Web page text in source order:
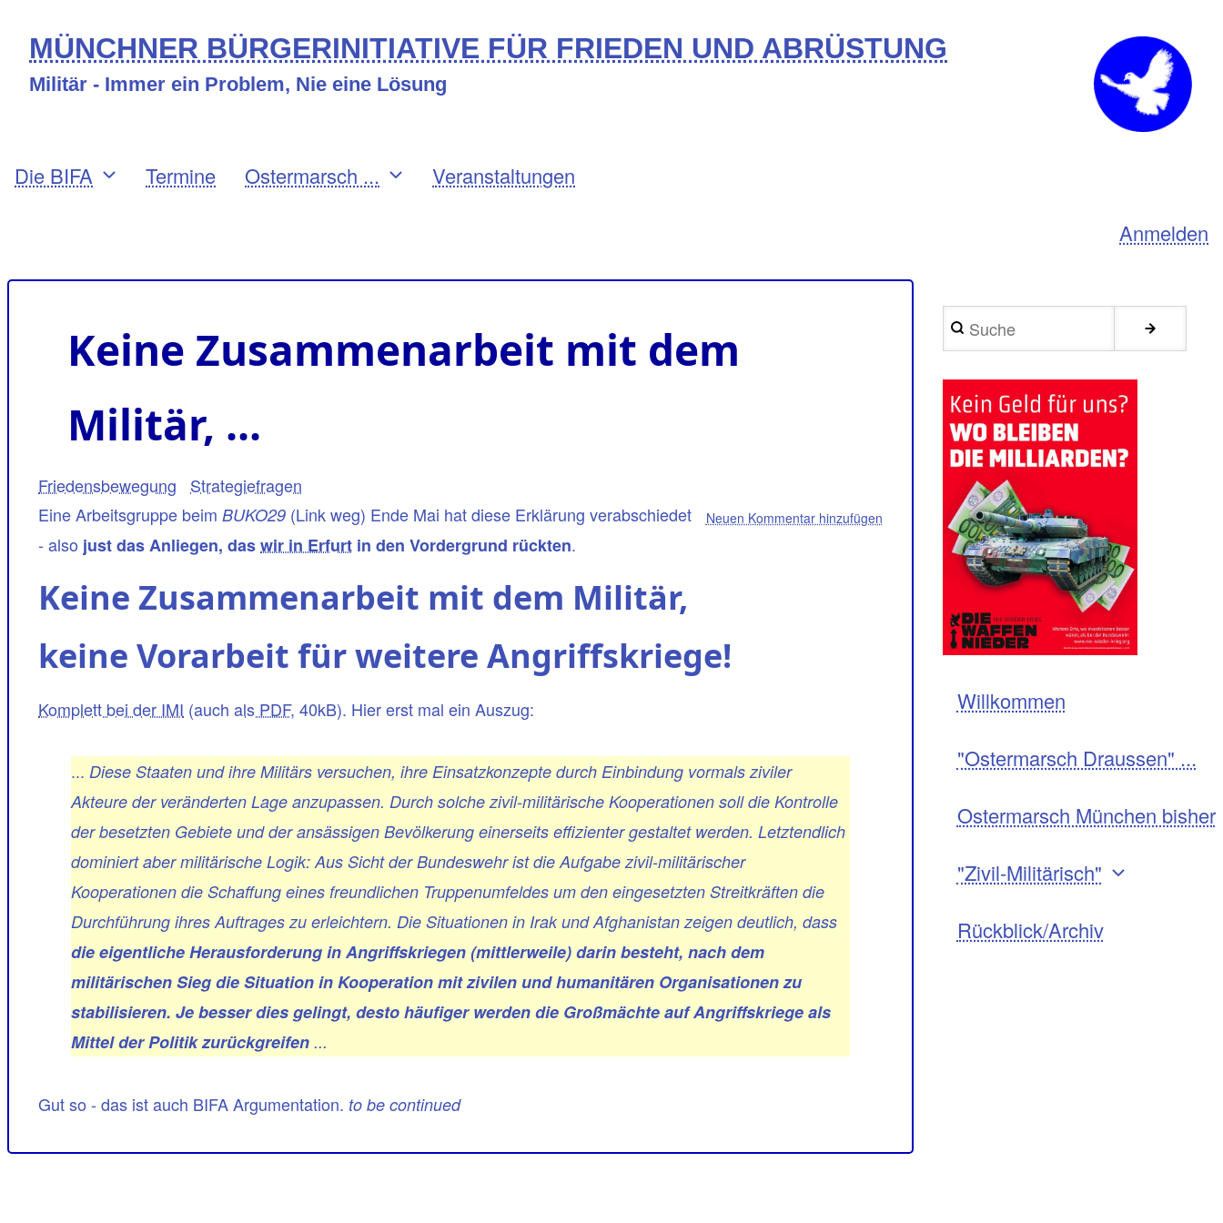
Direkt
zum
Inhalt
MÜNCHNER BÜRGERINITIATIVE FÜR FRIEDEN UND ABRÜSTUNG
Militär - Immer ein Problem, Nie eine Lösung
Primary
Die BIFA Termine Ostermarsch ... Veranstaltungen
Anmelden
Keine Zusammenarbeit mit dem
Militär, ...
Friedensbewegung Strategiefragen
Neuen Kommentar hinzufügen
Eine Arbeitsgruppe beim BUKO29 (Link weg) Ende Mai hat diese Erklärung verabschiedet
- also just das Anliegen, daswir in Erfurt in den Vordergrund rückten.
Keine Zusammenarbeit mit dem Militär,
keine Vorarbeit für weitere Angriffskriege!
Komplett bei der IMI (auch als PDF, 40kB). Hier erst mal ein Auszug:
... Diese Staaten und ihre Militärs versuchen, ihre Einsatzkonzepte durch Einbindung vormals ziviler
Akteure der veränderten Lage anzupassen. Durch solche zivil-militärische Kooperationen soll die Kontrolle
der besetzten Gebiete und der ansässigen Bevölkerung einerseits effizienter gestaltet werden. Letztendlich
dominiert aber militärische Logik: Aus Sicht der Bundeswehr ist die Aufgabe zivil-militärischer
Kooperationen die Schaffung eines freundlichen Truppenumfeldes um den eingesetzten Streitkräften die
Durchführung ihres Auftrages zu erleichtern. Die Situationen in Irak und Afghanistan zeigen deutlich, dass
die eigentliche Herausforderung in Angriffskriegen (mittlerweile) darin besteht, nach dem
militärischen Sieg die Situation in Kooperation mit zivilen und humanitären Organisationen zu
stabilisieren. Je besser dies gelingt, desto häufiger werden die Großmächte auf Angriffskriege als
Mittel der Politik zurückgreifen ...
Gut so - das ist auch BIFA Argumentation. to be continued
Suche
Navigation
Willkommen
"Ostermarsch Draussen" ...
Ostermarsch München bisher
"Zivil-Militärisch"
Rückblick/Archiv